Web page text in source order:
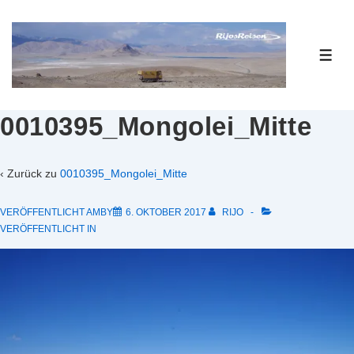
Zum
Inhalt
0010395_Mongolei_Mitte
‹ Zurück zu 0010395_Mongolei_Mitte
VERÖFFENTLICHT AMBY 6. OKTOBER 2017
RIJO
VERÖFFENTLICHT IN